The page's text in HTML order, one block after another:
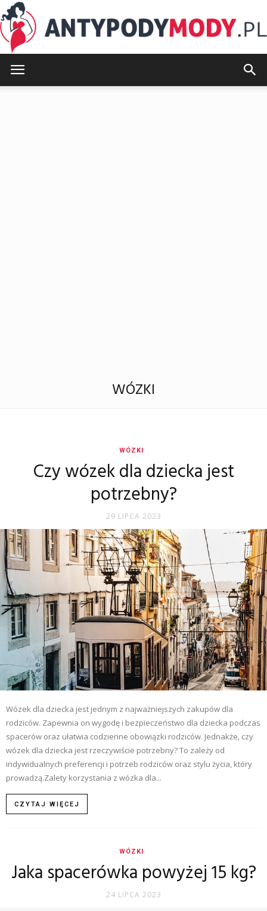
WÓZKI
WÓZKI
Czy wózek dla dziecka jest
potrzebny?
29 LIPCA 2023
Wózek dla dziecka jest jednym z najważniejszych zakupów dla
rodziców. Zapewnia on wygodę i bezpieczeństwo dla dziecka podczas
spacerów oraz ułatwia codzienne obowiązki rodziców. Jednakże, czy
wózek dla dziecka jest rzeczywiście potrzebny? To zależy od
indywidualnych preferencji i potrzeb rodziców oraz stylu życia, który
prowadzą.Zalety korzystania z wózka dla...
CZYTAJ WIĘCEJ
WÓZKI
Jaka spacerówka powyżej 15 kg?
24 LIPCA 2023